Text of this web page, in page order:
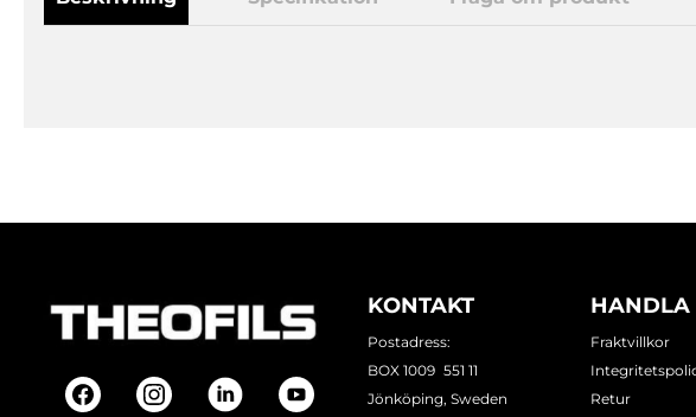
KONTAKT
Postadress:
BOX 1009 551 11
Jönköping, Sweden
HANDLA
Fraktvillkor
Retur